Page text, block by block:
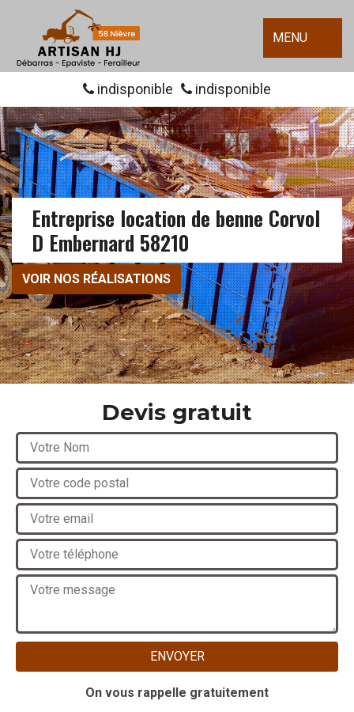
MENU
indisponible indisponible
Entreprise location de benne Corvol
D Embernard 58210
VOIR NOS RÉALISATIONS
Devis gratuit
On vous rappelle gratuitement